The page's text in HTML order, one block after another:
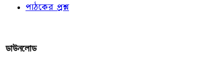
পাঠকের প্রশ্ন
ডাউনলোড